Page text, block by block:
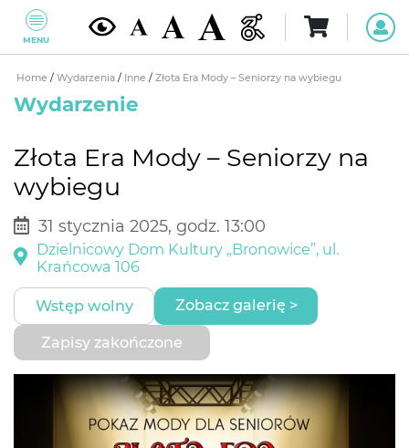
MENU
Home / Wydarzenia / Inne / Złota Era Mody – Seniorzy na wybiegu
Wydarzenie
Złota Era Mody – Seniorzy na
wybiegu
31 stycznia 2025, godz. 13:00
Dzielnicowy Dom Kultury „Bronowice”, ul.
Krańcowa 106
Wstęp wolny Zobacz galerię >
Zapisy zakończone